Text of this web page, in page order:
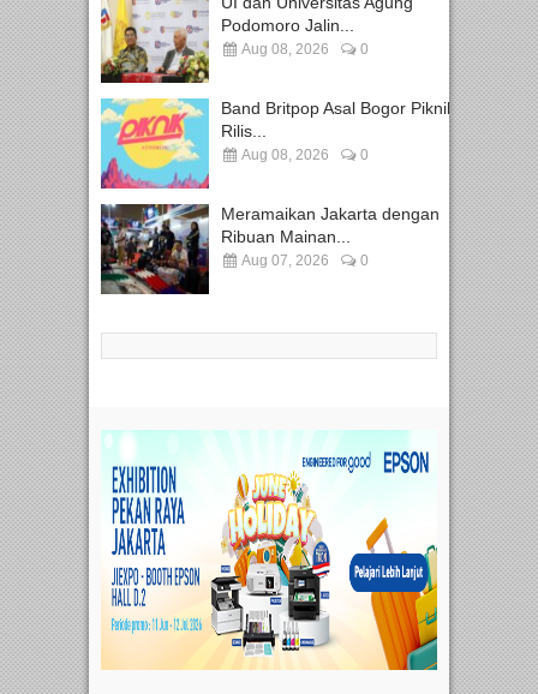
Podomoro Jalin...
Aug 08, 2026 0
Band Britpop Asal Bogor Piknik
Rilis...
Aug 08, 2026 0
Meramaikan Jakarta dengan
Ribuan Mainan...
Aug 07, 2026 0